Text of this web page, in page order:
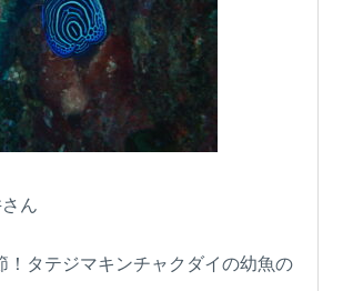
ん
！タテジマキンチャクダイの幼魚の